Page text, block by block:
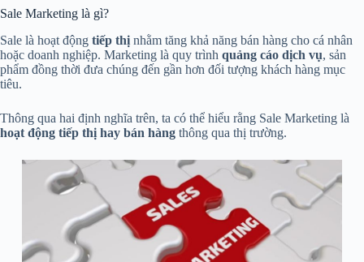
Sale Marketing là gì?
Sale là hoạt động tiếp thị nhằm tăng khả năng bán hàng cho cá nhân
hoặc doanh nghiệp. Marketing là quy trình quảng cáo dịch vụ, sản
phẩm đồng thời đưa chúng đến gần hơn đối tượng khách hàng mục
tiêu.
Thông qua hai định nghĩa trên, ta có thể hiểu rằng Sale Marketing là
hoạt động tiếp thị hay bán hàng thông qua thị trường.